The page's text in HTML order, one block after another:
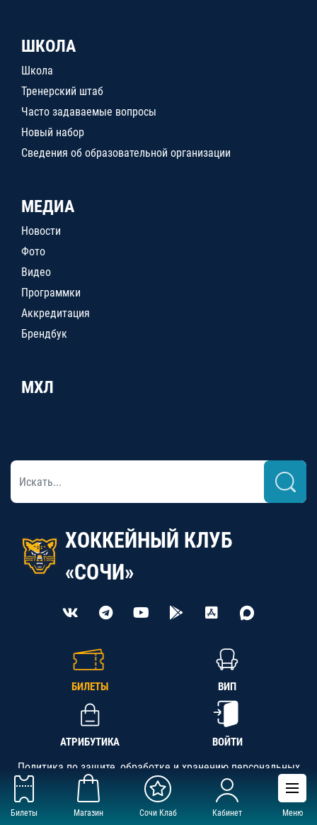
Билеты Магазин Сочи Клаб Кабинет Меню
ШКОЛА
Школа
Тренерский штаб
Часто задаваемые вопросы
Новый набор
Сведения об образовательной организации
МЕДИА
Новости
Фото
Видео
Программки
Аккредитация
Брендбук
МХЛ
ХОККЕЙНЫЙ КЛУБ
«СОЧИ»
БИЛЕТЫ ВИП
АТРИБУТИКА ВОЙТИ
Политика по защите, обработке и хранению персональных
данных
АНО «СК «Кубань-Регион», ОГРН 1142300002349,